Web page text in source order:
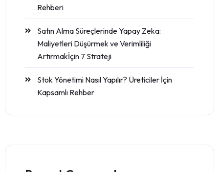
Rehberi
Satın Alma Süreçlerinde Yapay Zeka:
Maliyetleri Düşürmek ve Verimliliği
Artırmakİçin 7 Strateji
Stok Yönetimi Nasıl Yapılır? Üreticiler İçin
Kapsamlı Rehber